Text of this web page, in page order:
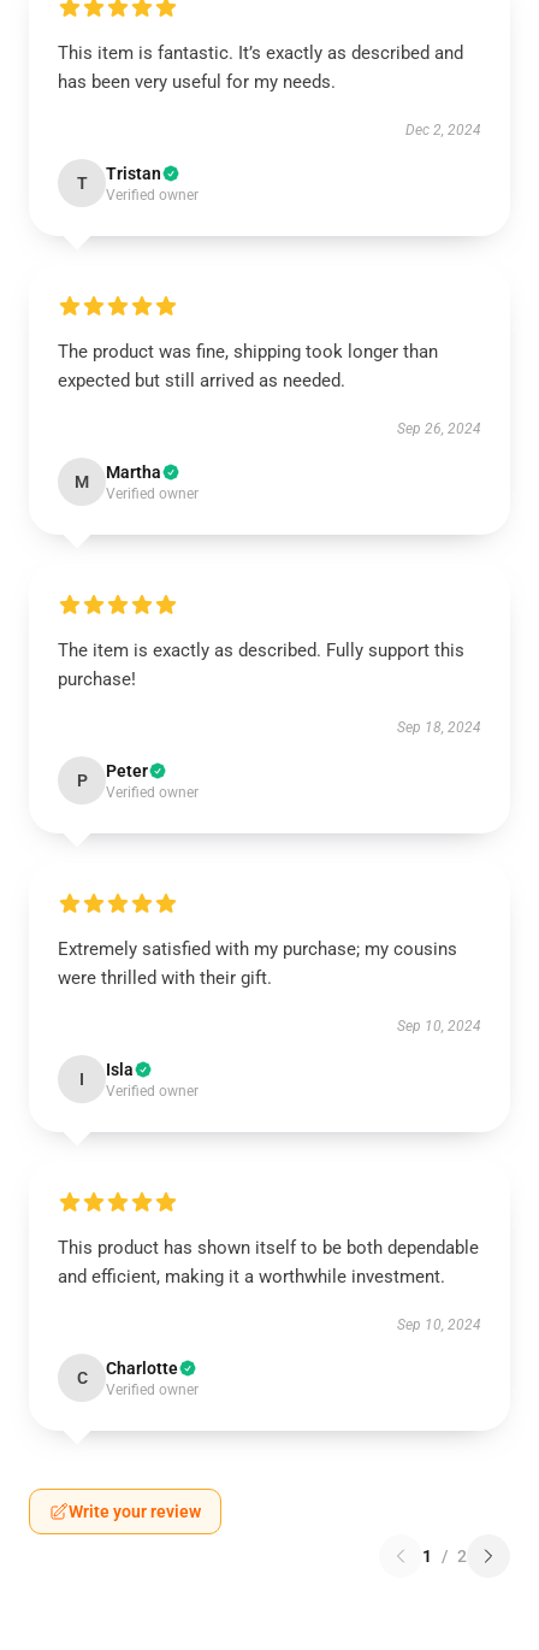
This item is fantastic. It’s exactly as described and
has been very useful for my needs.
Dec 2, 2024
T Tristan
Verified owner
The product was fine, shipping took longer than
expected but still arrived as needed.
Sep 26, 2024
M Martha
Verified owner
The item is exactly as described. Fully support this
purchase!
Sep 18, 2024
P Peter
Verified owner
Extremely satisfied with my purchase; my cousins
were thrilled with their gift.
Sep 10, 2024
I Isla
Verified owner
This product has shown itself to be both dependable
and efficient, making it a worthwhile investment.
Sep 10, 2024
C Charlotte
Verified owner
Write your review
1 / 2